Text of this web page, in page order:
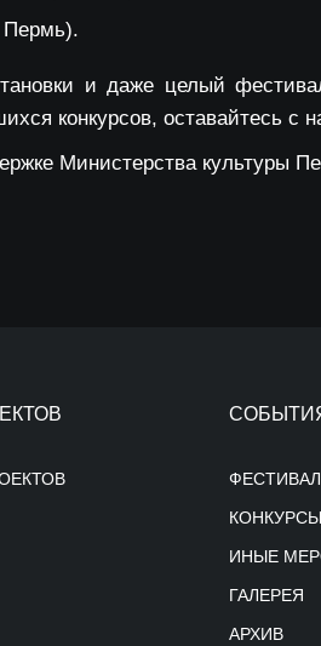
Пермь).
и даже целый
конкурсов, оставайтесь с
Министерства культуры
ИНЫЕ
ГАЛЕРЕЯ
АРХИВ